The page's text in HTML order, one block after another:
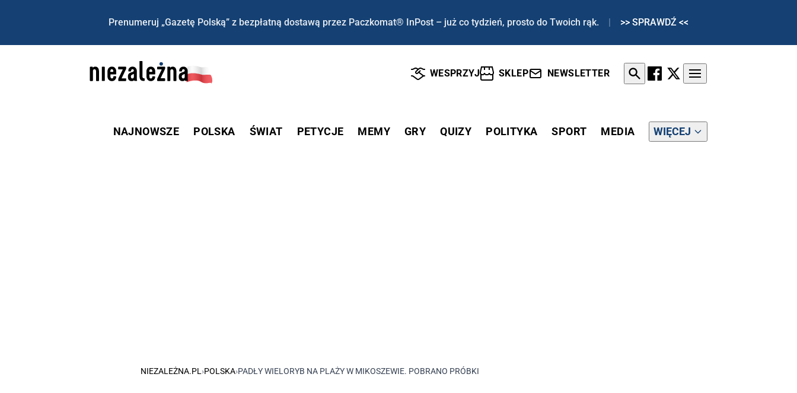
Prenumeruj „Gazetę Polską” z bezpłatną dostawą przez Paczkomat® InPost – już co tydzień, prosto do Twoich rąk. | >> SPRAWDŹ <<
WESPRZYJ SKLEP NEWSLETTER
NAJNOWSZE POLSKA ŚWIAT PETYCJE MEMY GRY QUIZY POLITYKA SPORT MEDIA WIĘCEJ
NIEZALEŻNA.PL ›POLSKA›PADŁY WIELORYB NA PLAŻY W MIKOSZEWIE. POBRANO PRÓBKI